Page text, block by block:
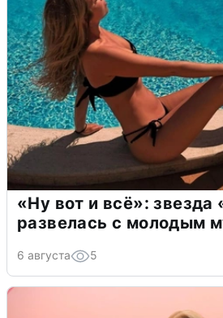
«Ну вот и всё»:
развелась с молодым
6 августа 5